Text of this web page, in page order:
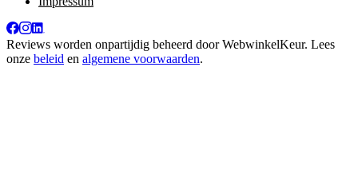
Reviews worden onpartijdig beheerd doorWebwinkelKeur. Lees
onze beleid en algemene voorwaarden.